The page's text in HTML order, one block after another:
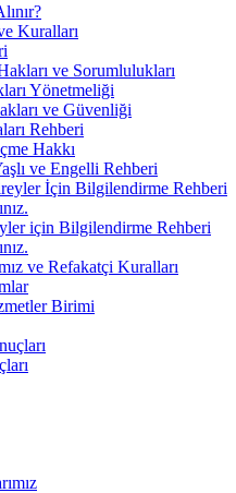
Kuralları
ve Sorumlulukları
Yönetmeliği
ve Güvenliği
Rehberi
Hakkı
ve Engelli Rehberi
İçin Bilgilendirme Rehberi
için Bilgilendirme Rehberi
ve Refakatçi Kuralları
Birimi